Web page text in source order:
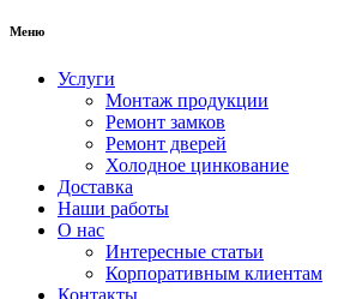
Меню
Услуги
Монтаж продукции
Ремонт замков
Ремонт дверей
Холодное цинкование
Доставка
Наши работы
О нас
Интересные статьи
Корпоративным клиентам
Контакты